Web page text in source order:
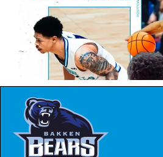
BEARS HENTER
Den 185 cm høje amerikanske
har indgået en 1-årig aftale med...